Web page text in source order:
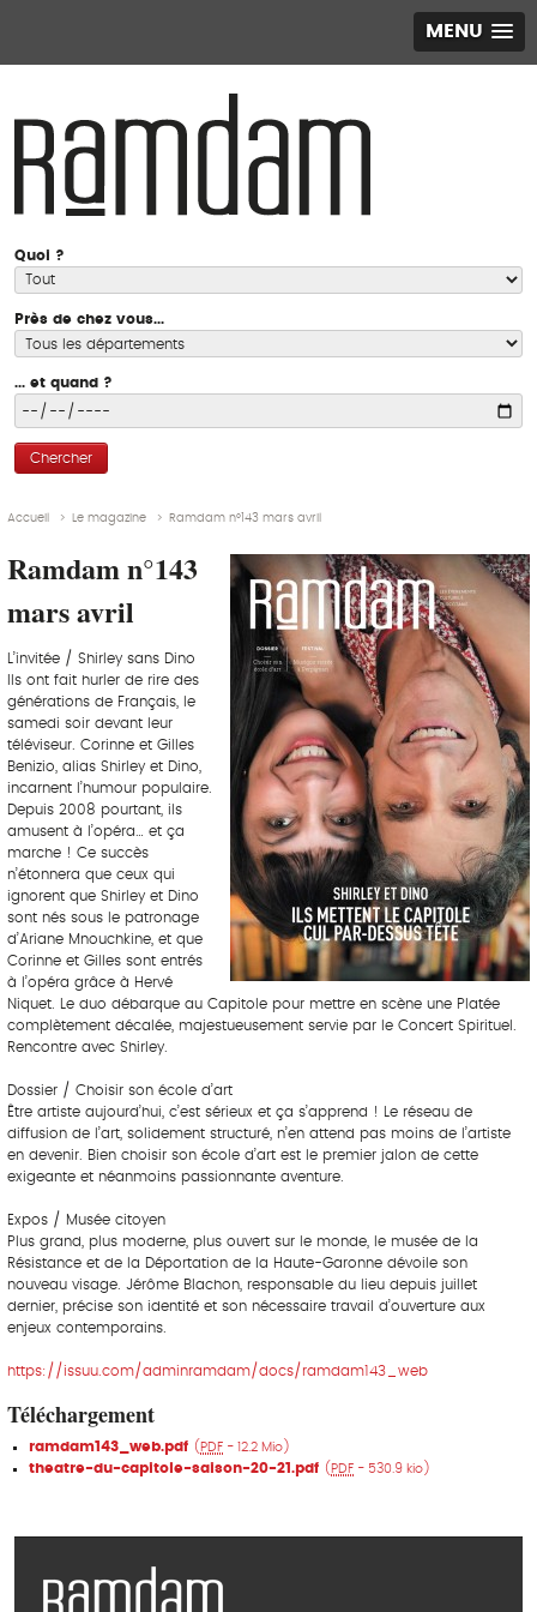
MENU
Quoi ?
Près de chez vous...
... et quand ?
Chercher
Accueil > Le magazine > Ramdam n°143 mars avril
Ramdam n°143
mars avril
L’invitée / Shirley sans Dino
Ils ont fait hurler de rire des
générations de Français, le
samedi soir devant leur
téléviseur. Corinne et Gilles
Benizio, alias Shirley et Dino,
incarnent l’humour populaire.
Depuis 2008 pourtant, ils
amusent à l’opéra… et ça
marche ! Ce succès
n’étonnera que ceux qui
ignorent que Shirley et Dino
sont nés sous le patronage
d’Ariane Mnouchkine, et que
Corinne et Gilles sont entrés
à l’opéra grâce à Hervé
Niquet. Le duo débarque au Capitole pour mettre en scène une Platée
complètement décalée, majestueusement servie par le Concert Spirituel.
Rencontre avec Shirley.
Dossier / Choisir son école d’art
Être artiste aujourd’hui, c’est sérieux et ça s’apprend ! Le réseau de
diffusion de l’art, solidement structuré, n’en attend pas moins de l’artiste
en devenir. Bien choisir son école d’art est le premier jalon de cette
exigeante et néanmoins passionnante aventure.
Expos / Musée citoyen
Plus grand, plus moderne, plus ouvert sur le monde, le musée de la
Résistance et de la Déportation de la Haute-Garonne dévoile son
nouveau visage. Jérôme Blachon, responsable du lieu depuis juillet
dernier, précise son identité et son nécessaire travail d’ouverture aux
enjeux contemporains.
https://issuu.com/adminramdam/docs/ramdam143_web
Téléchargement
ramdam143_web.pdf ( PDF - 12.2 Mio )
theatre-du-capitole-saison-20-21.pdf ( PDF - 530.9 kio )